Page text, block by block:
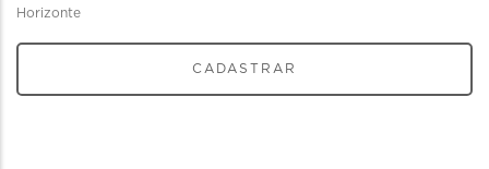
Horizonte
CADASTRAR